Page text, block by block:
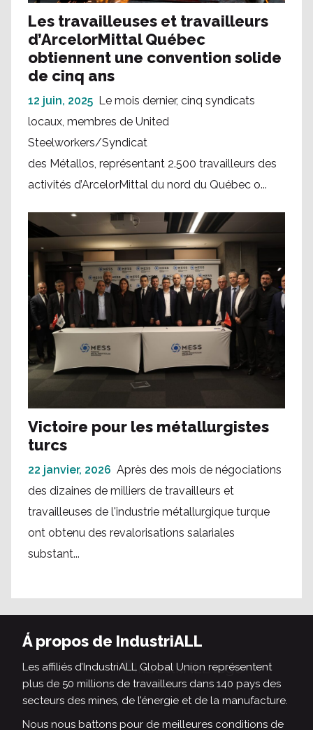
Les travailleuses et travailleurs
d’ArcelorMittal Québec
obtiennent une convention solide
de cinq ans
12 juin, 2025 Le mois dernier, cinq syndicats
locaux, membres de United
Steelworkers/Syndicat
des Métallos, représentant 2.500 travailleurs des
activités d’ArcelorMittal du nord du Québec o...
Victoire pour les métallurgistes
turcs
22 janvier, 2026 Après des mois de négociations
des dizaines de milliers de travailleurs et
travailleuses de l'industrie métallurgique turque
ont obtenu des revalorisations salariales
substant...
Á propos de IndustriALL
Les affiliés d’IndustriALL Global Union représentent
plus de 50 millions de travailleurs dans 140 pays des
secteurs des mines, de l’énergie et de la manufacture.
Nous nous battons pour de meilleures conditions de